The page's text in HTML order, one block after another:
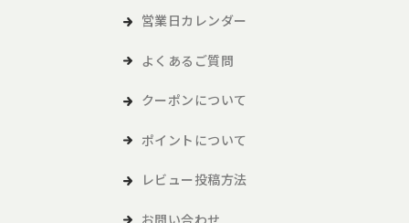
営業日カレンダー
よくあるご質問
クーポンについて
ポイントについて
レビュー投稿方法
お問い合わせ